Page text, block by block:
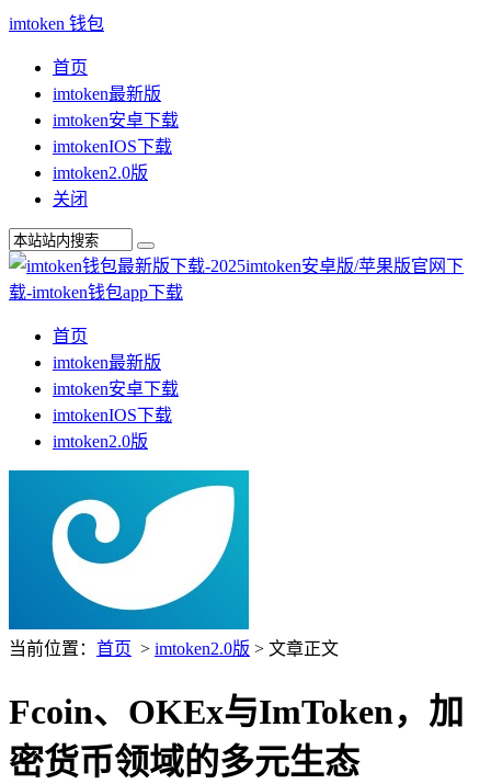
imtoken 钱包
首页
imtoken最新版
imtoken安卓下载
imtokenIOS下载
imtoken2.0版
关闭
首页
imtoken最新版
imtoken安卓下载
imtokenIOS下载
imtoken2.0版
当前位置： 首页 > imtoken2.0版 > 文章正文
Fcoin、OKEx与ImToken，加
密货币领域的多元生态